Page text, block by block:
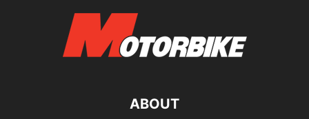
ABOUT